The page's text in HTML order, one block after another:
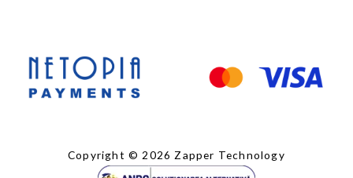
Copyright © 2026 Zapper Technology